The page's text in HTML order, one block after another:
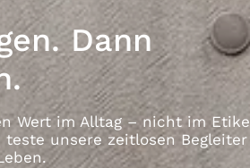
Dann
Wert im Alltag – nicht im
teste unsere zeitlosen Begleiter